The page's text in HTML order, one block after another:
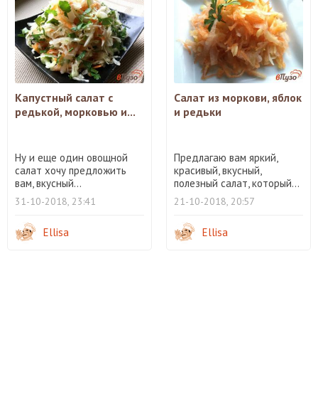
Капустный салат с
редькой, морковью и...
Ну и еще один овощной
салат хочу предложить
вам, вкусный...
31-10-2018, 23:41
Ellisa
Салат из моркови, яблок
и редьки
Предлагаю вам яркий,
красивый, вкусный,
полезный салат, который...
21-10-2018, 20:57
Ellisa